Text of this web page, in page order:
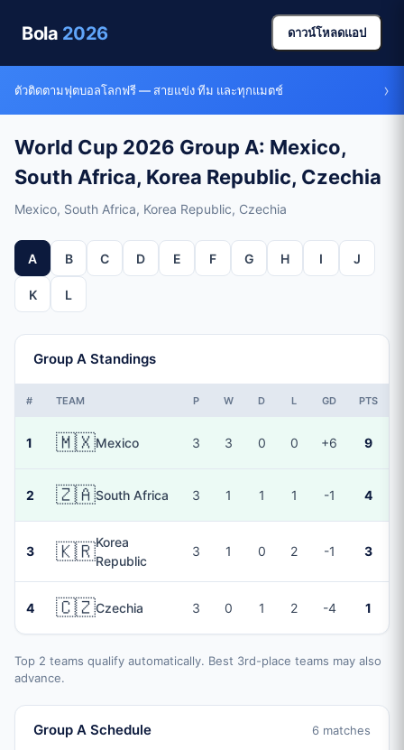
Bola 2026 ดาวน์โหลดแอป
ตัวติดตามฟุตบอลโลกฟรี — สายแข่ง ทีม และทุกแมตช์ ›
World Cup 2026 Group A: Mexico,
South Africa, Korea Republic, Czechia
Mexico, South Africa, Korea Republic, Czechia
A B C D E F G H I J
K L
Group A Standings
# TEAM P W D L GD PTS
1 🇲🇽Mexico 3 3 0 0 +6 9
2 🇿🇦South Africa 3 1 1 1 -1 4
3 🇰🇷Korea
Republic
3 1 0 2 -1 3
4 🇨🇿Czechia 3 0 1 2 -4 1
Top 2 teams qualify automatically. Best 3rd-place teams may also
advance.
Group A Schedule 6 matches